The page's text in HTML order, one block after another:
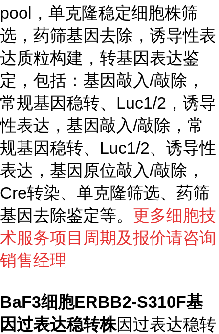
pool，单克隆稳定细胞株筛
选，药筛基因去除，诱导性表
达质粒构建，转基因表达鉴
定，包括：基因敲入/敲除，
常规基因稳转、Luc1/2，诱导
性表达，基因敲入/敲除，常
规基因稳转、Luc1/2、诱导性
表达，基因原位敲入/敲除，
Cre转染、单克隆筛选、药筛
基因去除鉴定等。 更多细胞技
术服务项目周期及报价请咨询
销售经理
BaF3细胞ERBB2-S310F基
因过表达稳转株因过表达稳转